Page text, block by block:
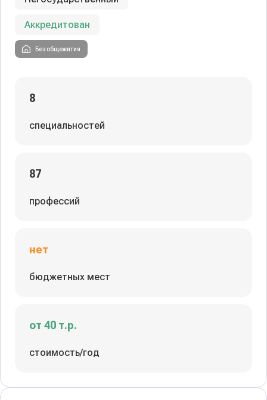
Аккредитован
Без общежития
8
специальностей
87
профессий
нет
бюджетных мест
от 40 т.р.
стоимость/год